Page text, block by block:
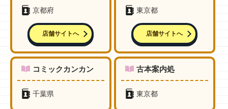
京都府
店舗サイトへ
東京都
店舗サイトへ
コミックカンカン
千葉県
古本案内処
東京都